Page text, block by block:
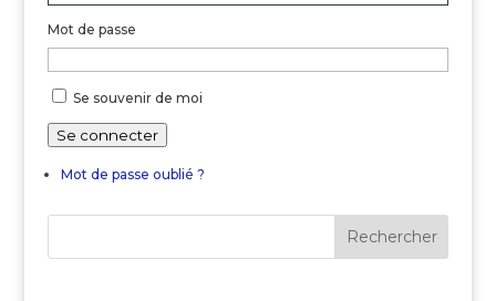
Mot de passe
Se souvenir de moi
Se connecter
Mot de passe oublié ?
Rechercher